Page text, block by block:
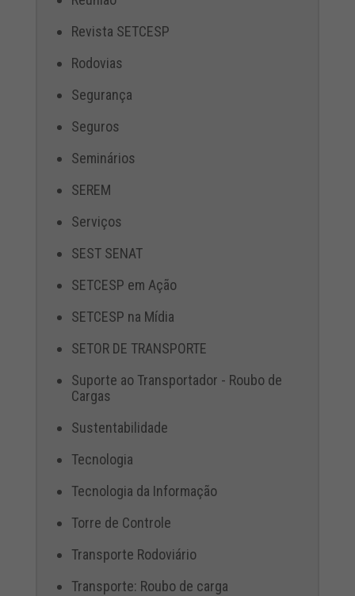
Revista SETCESP
Rodovias
Segurança
Seguros
Seminários
SEREM
Serviços
SEST SENAT
SETCESP em Ação
SETCESP na Mídia
SETOR DE TRANSPORTE
Suporte ao Transportador - Roubo de
Cargas
Sustentabilidade
Tecnologia
Tecnologia da Informação
Torre de Controle
Transporte Rodoviário
Transporte: Roubo de carga